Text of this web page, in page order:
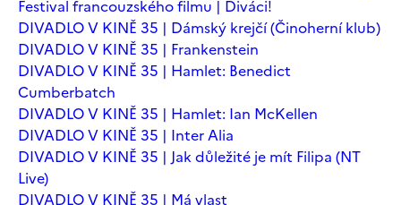
Festival francouzského filmu | Diváci!
DIVADLO V KINĚ 35 | Dámský krejčí (Činoherní klub)
DIVADLO V KINĚ 35 | Frankenstein
DIVADLO V KINĚ 35 | Hamlet: Benedict
Cumberbatch
DIVADLO V KINĚ 35 | Hamlet: Ian McKellen
DIVADLO V KINĚ 35 | Inter Alia
DIVADLO V KINĚ 35 | Jak důležité je mít Filipa (NT
Live)
DIVADLO V KINĚ 35 | Má vlast